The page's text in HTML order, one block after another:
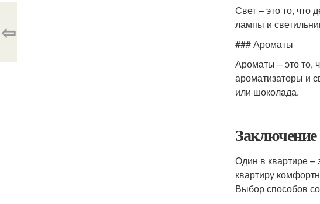
Свет – это то, что
лампы и
### Ароматы
Ароматы – это то,
ароматизаторы и
или шоколада.
Заключение
Один в квартире –
квартиру
Выбор способов
⇦